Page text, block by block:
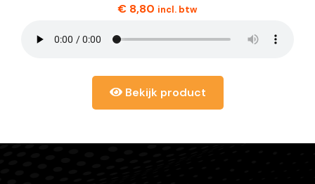
€ 8,80 incl. btw
Bekijk product